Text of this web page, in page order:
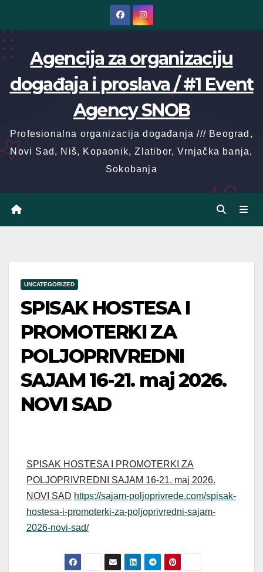
content
Agencija za organizaciju
događaja i proslava / #1 Event
Agency SNOB
Profesionalna organizacija događanja /// Beograd,
Novi Sad, Niš, Kopaonik, Zlatibor, Vrnjačka banja,
Sokobanja
UNCATEGORIZED
SPISAK HOSTESA I
PROMOTERKI ZA
POLJOPRIVREDNI
SAJAM 16-21. maj 2026.
NOVI SAD
SPISAK HOSTESA I PROMOTERKI ZA
POLJOPRIVREDNI SAJAM 16-21. maj 2026.
NOVI SAD https://sajam-poljoprivrede.com/spisak-
hostesa-i-promoterki-za-poljoprivredni-sajam-
2026-novi-sad/